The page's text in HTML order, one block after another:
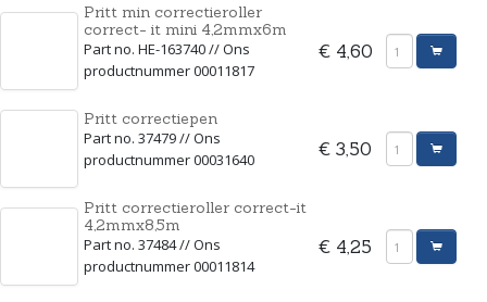
Pritt min correctieroller
correct- it mini 4,2mmx6m
Part no. HE-163740 // Ons
productnummer 00011817
€ 4,60
Pritt correctiepen
Part no. 37479 // Ons
productnummer 00031640
€ 3,50
Pritt correctieroller correct-it
4,2mmx8,5m
Part no. 37484 // Ons
productnummer 00011814
€ 4,25